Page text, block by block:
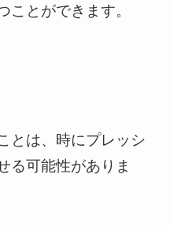
ことができます。
とは、時にプレッシ
る可能性がありま